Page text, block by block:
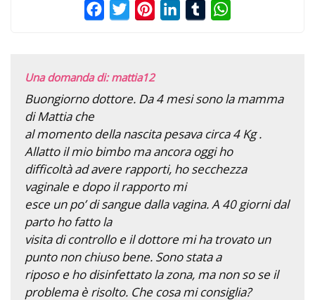
FacebookTwitterPinterestLinkedInTumblr
Una domanda di: mattia12
Buongiorno dottore. Da 4 mesi sono la mamma
di Mattia che
al momento della nascita pesava circa 4 Kg .
Allatto il mio bimbo ma ancora oggi ho
difficoltà ad avere rapporti, ho secchezza
vaginale e dopo il rapporto mi
esce un po’ di sangue dalla vagina. A 40 giorni dal
parto ho fatto la
visita di controllo e il dottore mi ha trovato un
punto non chiuso bene. Sono stata a
riposo e ho disinfettato la zona, ma non so se il
problema è risolto. Che cosa mi consiglia?